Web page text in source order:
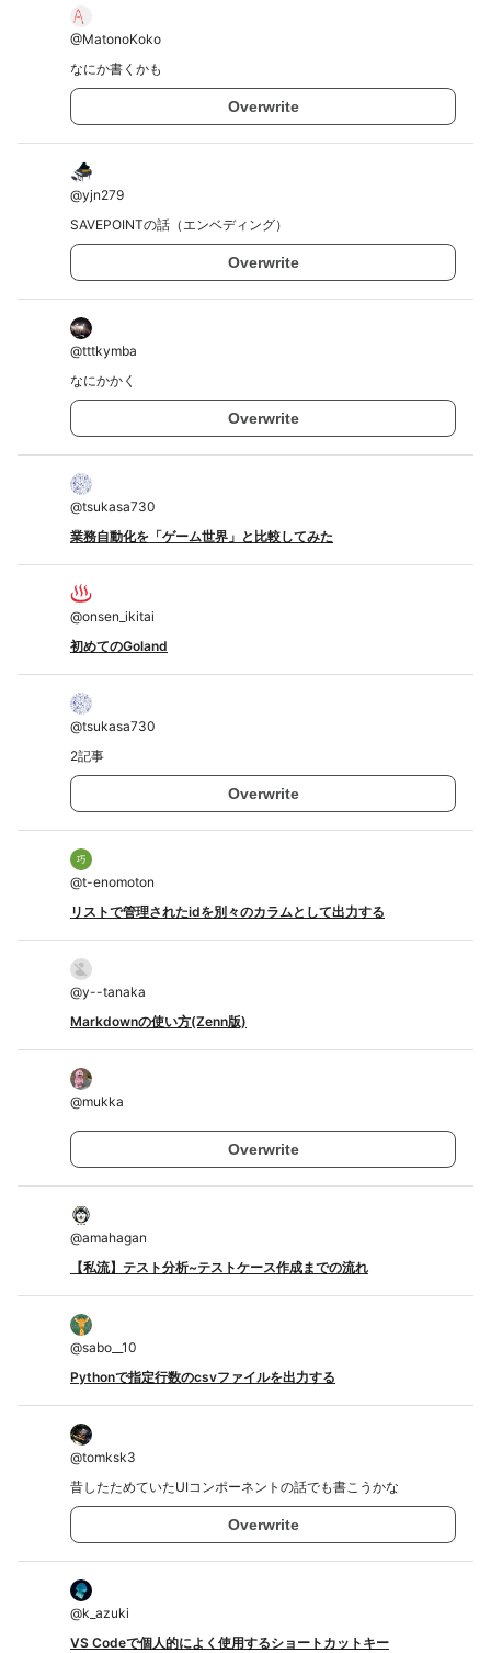
@MatonoKoko
なにか書くかも
Overwrite
@yjn279
SAVEPOINTの話（エンベディング）
Overwrite
@tttkymba
なにかかく
Overwrite
@tsukasa730
業務自動化を「ゲーム世界」と比較してみた
@onsen_ikitai
初めてのGoland
@tsukasa730
2記事
Overwrite
@t-enomoton
リストで管理されたidを別々のカラムとして出力する
@y--tanaka
Markdownの使い方(Zenn版)
@mukka
Overwrite
@amahagan
【私流】テスト分析~テストケース作成までの流れ
@sabo__10
Pythonで指定行数のcsvファイルを出力する
@tomksk3
昔したためていたUIコンポーネントの話でも書こうかな
Overwrite
@k_azuki
VS Codeで個人的によく使用するショートカットキー